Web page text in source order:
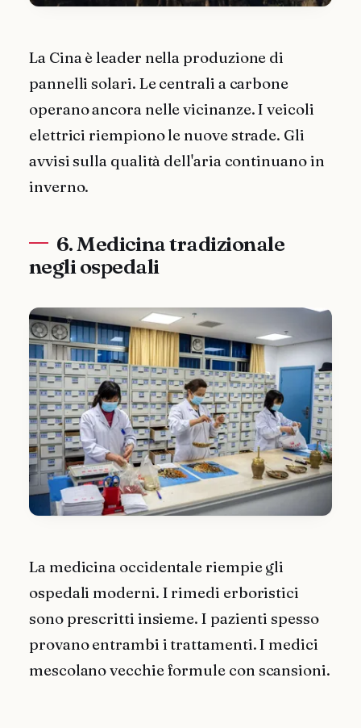
La Cina è leader nella produzione di
pannelli solari. Le centrali a carbone
operano ancora nelle vicinanze. I veicoli
elettrici riempiono le nuove strade. Gli
avvisi sulla qualità dell'aria continuano in
inverno.
6. Medicina tradizionale
negli ospedali
La medicina occidentale riempie gli
ospedali moderni. I rimedi erboristici
sono prescritti insieme. I pazienti spesso
provano entrambi i trattamenti. I medici
mescolano vecchie formule con scansioni.